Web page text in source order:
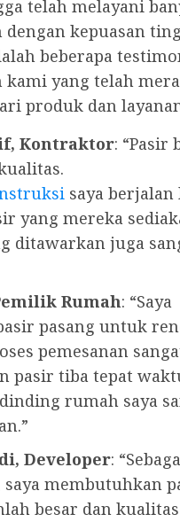
telah melayani
dengan kepuasan
beberapa
kami yang telah
produk dan
Kontraktor: “Pasir
saya berjalan
yang mereka
ditawarkan juga
Rumah: “Saya
pasang untuk
pemesanan
pasir tiba tepat
rumah saya
Developer:
saya membutuhkan
besar dan